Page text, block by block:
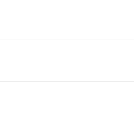
案、唤醒老玩家记忆；庆典区设舞台
汁和大恶魔蛋！分享周年庆蛋糕，让小
，再战经典怪物，挣脱轮回，揭开世